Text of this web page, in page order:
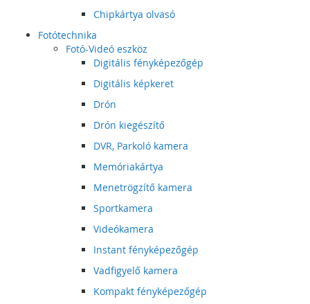
Chipkártya olvasó
Fotótechnika
Fotó-Videó eszköz
Digitális fényképezőgép
Digitális képkeret
Drón
Drón kiegészítő
DVR, Parkoló kamera
Memóriakártya
Menetrögzítő kamera
Sportkamera
Videókamera
Instant fényképezőgép
Vadfigyelő kamera
Kompakt fényképezőgép